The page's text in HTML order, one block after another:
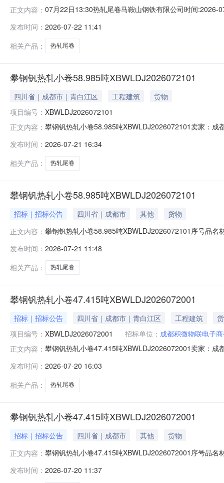
正文内容： 07月22日13:30热轧尾卷马鞍山钢铁有限公司时间
保证金：￥500.00元交易保证金：￥500.00元竞价保
发布时间： 2026-07-22 11:41
相关产品：
热轧尾卷
攀钢钒热轧小卷58.985吨XBWLDJ2026072101
四川省｜成都市｜青白江区 工程建筑
货物
项目编号： XBWLDJ2026072101
正文内容： 攀钢钒热轧小卷58.985吨XBWLDJ2026072101卖家：
钢钒1/2.275轧烂(因非计划产品的特殊性，可能存在与
发布时间： 2026-07-21 16:34
相关产品：
热轧尾卷
攀钢钒热轧小卷58.985吨XBWLDJ2026072101
招标｜招标公告 四川省｜成都市 其他
货物
正文内容： 攀钢钒热轧小卷58.985吨XBWLDJ2026072101序号品
热轧尾卷（小卷）S355MC(X)2*1145*C攀钢钒1/1.9破
发布时间： 2026-07-21 11:48
相关产品：
热轧尾卷
攀钢钒热轧小卷47.415吨XBWLDJ2026072001
招标｜招标公告 四川省｜成都市｜青白江区 工程建筑
项目编号： XBWLDJ2026072001 招标单位： 成都积微物联电子
正文内容： 攀钢钒热轧小卷47.415吨XBWLDJ2026072001卖家：
1/1.795折边(因非计划产品的特殊性，可能存在与描述
发布时间： 2026-07-20 16:03
相关产品：
热轧尾卷
攀钢钒热轧小卷47.415吨XBWLDJ2026072001
招标｜招标公告 四川省｜成都市 其他
货物
正文内容： 攀钢钒热轧小卷47.415吨XBWLDJ2026072001序号品
卷）Q235B2.3*1250*C攀钢钒1/2.64折边(因非计划产品
发布时间： 2026-07-20 11:37